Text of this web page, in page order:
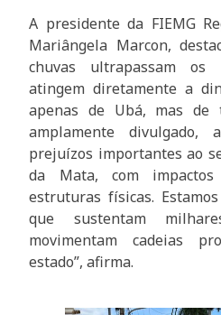
A presidente da FIEMG
Mariângela Marcon,
chuvas ultrapassam
atingem diretamente a
apenas de Ubá, mas de
amplamente divulgado,
prejuízos importantes ao
da Mata, com
estruturas físicas.
que sustentam
movimentam cadeias
estado”, afirma.